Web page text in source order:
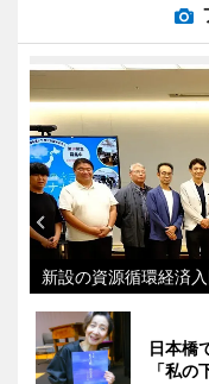
新設の資源循環経済
日本橋
「私